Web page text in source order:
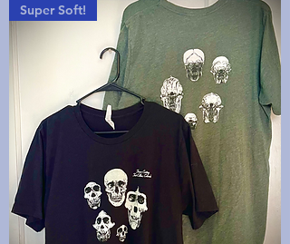
Super Soft!